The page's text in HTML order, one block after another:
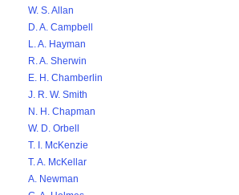
W. S. Allan
D. A. Campbell
L. A. Hayman
R. A. Sherwin
E. H. Chamberlin
J. R. W. Smith
N. H. Chapman
W. D. Orbell
T. I. McKenzie
T. A. McKellar
A. Newman